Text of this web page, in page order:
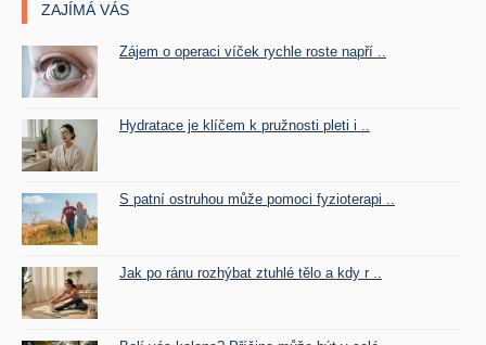
ZAJÍMÁ VÁS
Zájem o operaci víček rychle roste napří ..
Hydratace je klíčem k pružnosti pleti i ..
S patní ostruhou může pomoci fyzioterapi ..
Jak po ránu rozhýbat ztuhlé tělo a kdy r ..